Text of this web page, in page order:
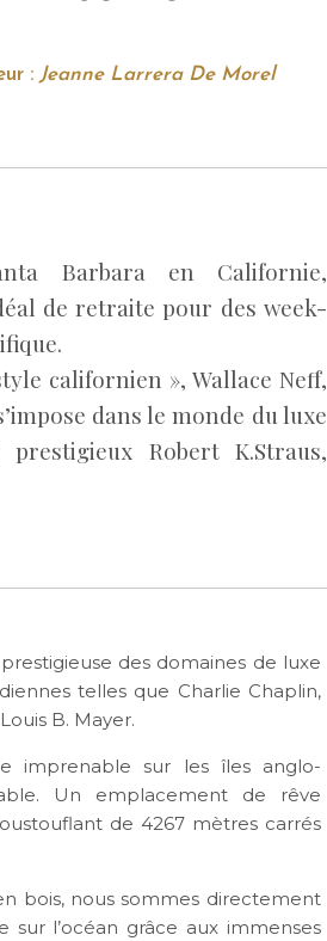
: Jeanne Larrera De Morel
Barbara en Californie,
de retraite pour des week-
californien », Wallace Neff,
dans le monde du luxe
Robert K.Straus,
des domaines de luxe
telles que Charlie Chaplin,
B. Mayer.
imprenable sur les îles anglo-
Un emplacement de rêve
de 4267 mètres carrés
bois, nous sommes directement
l’océan grâce aux immenses